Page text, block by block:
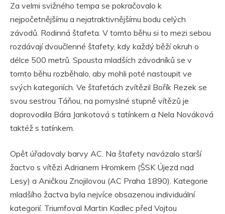
Za velmi svižného tempa se pokračovalo k
nejpočetnějšímu a nejatraktivnějšímu bodu celých
závodů. Rodinná štafeta. V tomto běhu si to mezi sebou
rozdávají dvoučlenné štafety, kdy každý běží okruh o
délce 500 metrů. Spousta mladších závodníků se v
tomto běhu rozběhalo, aby mohli poté nastoupit ve
svých kategoriích. Ve štafetách zvítězil Bořík Rezek se
svou sestrou Táňou, na pomyslné stupně vítězů je
doprovodila Bára Jankotová s tatínkem a Nela Nováková
taktéž s tatínkem.
Opět úřadovaly barvy AC. Na štafety navázalo starší
žactvo s vítězi Adrianem Hromkem (ŠSK Újezd nad
Lesy) a Aničkou Znojilovou (AC Praha 1890). Kategorie
mladšího žactva byla nejvíce obsazenou individuální
kategorií. Triumfoval Martin Kadlec před Vojtou